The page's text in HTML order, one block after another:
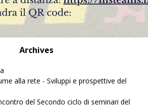
Archives
alla rete - Sviluppi e prospettive del
del Secondo ciclo di seminari del